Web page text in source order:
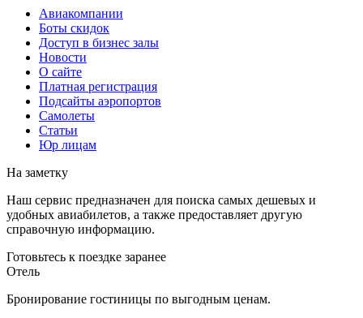
Авиакомпании
Боты скидок
Доступ в бизнес залы
Новости
О сайте
Платная регистрация
Подсайты аэропортов
Самолеты
Статьи
Юр лицам
На заметку
Наш сервис предназначен для поиска самых дешевых и
удобных авиабилетов, а также предоставляет другую
справочную информацию.
Готовьтесь к поездке заранее
Отель
Бронирование гостиницы по выгодным ценам.